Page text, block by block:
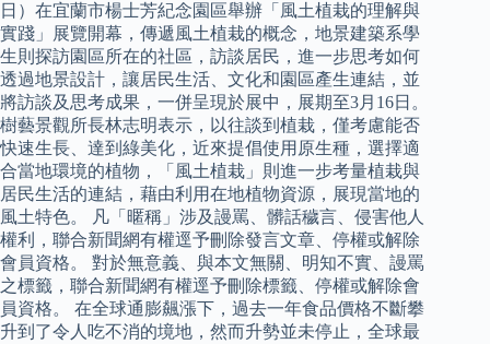
日）在宜蘭市楊士芳紀念園區舉辦「風土植栽的理解與
實踐」展覽開幕，傳遞風土植栽的概念，地景建築系學
生則探訪園區所在的社區，訪談居民，進一步思考如何
透過地景設計，讓居民生活、文化和園區產生連結，並
將訪談及思考成果，一併呈現於展中，展期至3月16日。
樹藝景觀所長林志明表示，以往談到植栽，僅考慮能否
快速生長、達到綠美化，近來提倡使用原生種，選擇適
合當地環境的植物，「風土植栽」則進一步考量植栽與
居民生活的連結，藉由利用在地植物資源，展現當地的
風土特色。 凡「暱稱」涉及謾罵、髒話穢言、侵害他人
權利，聯合新聞網有權逕予刪除發言文章、停權或解除
會員資格。 對於無意義、與本文無關、明知不實、謾罵
之標籤，聯合新聞網有權逕予刪除標籤、停權或解除會
員資格。 在全球通膨飆漲下，過去一年食品價格不斷攀
升到了令人吃不消的境地，然而升勢並未停止，全球最